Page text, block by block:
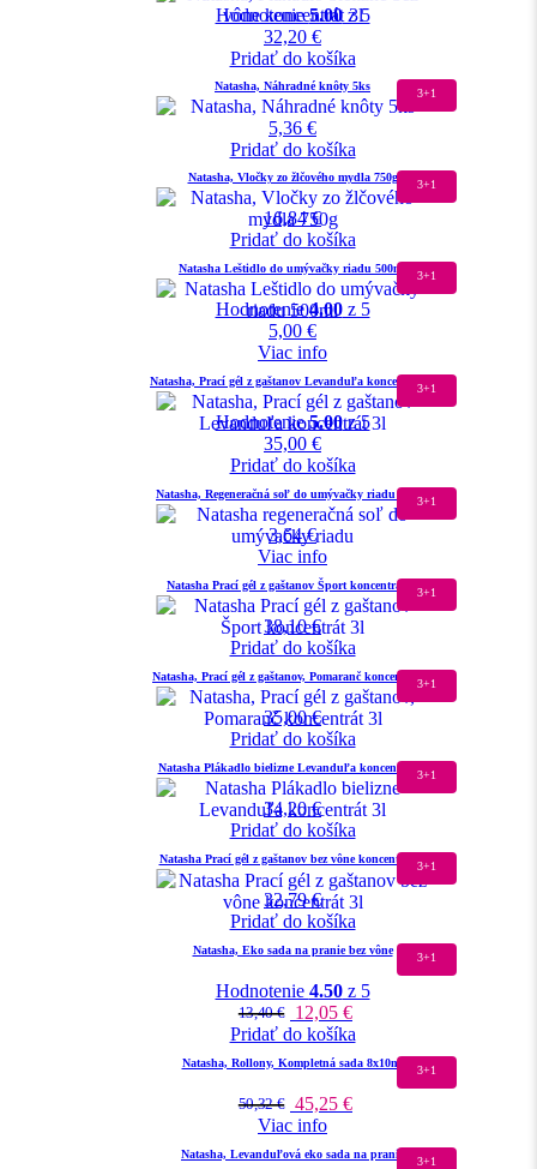
Hodnotenie5.00z 5
32,20 €
Pridať do košíka
Natasha, Náhradné knôty 5ks
5,36 €
3+1
Pridať do košíka
Natasha, Vločky zo žlčového mydla 750g
16,84€
3+1
Pridať do košíka
Natasha Leštidlo do umývačky riadu 500ml
Hodnotenie4.00z 5
5,00 €
3+1
Viac info
Natasha, Prací gél z gaštanov Levanduľa koncentrát 3l
Hodnotenie5.00z 5
35,00 €
3+1
Pridať do košíka
Natasha, Regeneračná soľ do umývačky riadu 1500g
3,64€
3+1
Viac info
Natasha Prací gél z gaštanov Šport koncentrát 3l
38,10€
3+1
Pridať do košíka
Natasha, Prací gél z gaštanov, Pomaranč koncentrát 3l
35,00€
3+1
Pridať do košíka
Natasha Plákadlo bielizne Levanduľa koncentrát 3l
34,20€
3+1
Pridať do košíka
Natasha Prací gél z gaštanov bez vône koncentrát 3l
32,79€
3+1
Pridať do košíka
Natasha, Eko sada na pranie bez vône
Hodnotenie 4.50z 5
13,40€ 12,05 €
3+1
Pridať do košíka
Natasha, Rollony, Kompletná sada 8x10ml
50,32€ 45,25 €
3+1
Viac info
Natasha, Levanduľová eko sada na pranie
3+1